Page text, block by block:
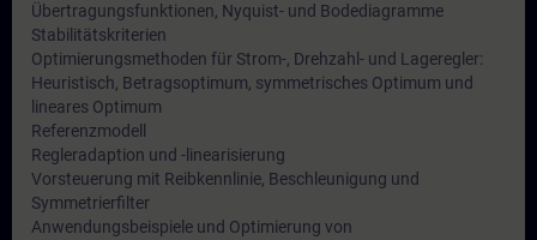
Übertragungsfunktionen, Nyquist- und Bodediagramme
Stabilitätskriterien
Optimierungsmethoden für Strom-, Drehzahl- und Lageregler:
Heuristisch, Betragsoptimum, symmetrisches Optimum und
lineares Optimum
Referenzmodell
Regleradaption und -linearisierung
Vorsteuerung mit Reibkennlinie, Beschleunigung und
Symmetrierfilter
Anwendungsbeispiele und Optimierung von